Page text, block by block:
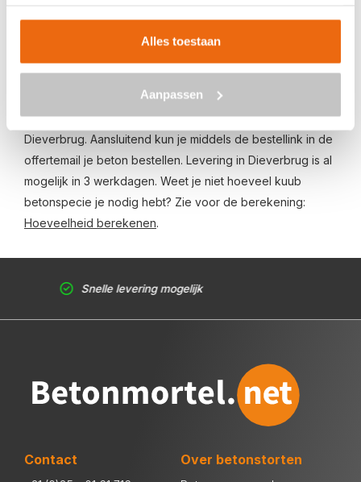
Alles toestaan
Aanpassen
in Dieverbrug bestellen is eenvoudig: vraag vrijblijvend
m3, het type beton, de optionele keuze voor
een betonpomp en je e-mailadres in en ontvang binnen
enkele seconden een gerichte prijs per e-mail voor
Dieverbrug. Aansluitend kun je middels de bestellink in de
offertemail je beton bestellen. Levering in Dieverbrug is al
mogelijk in 3 werkdagen. Weet je niet hoeveel kuub
betonspecie je nodig hebt? Zie voor de berekening:
Hoeveelheid berekenen.
Snelle levering mogelijk
Contact Over betonstorten